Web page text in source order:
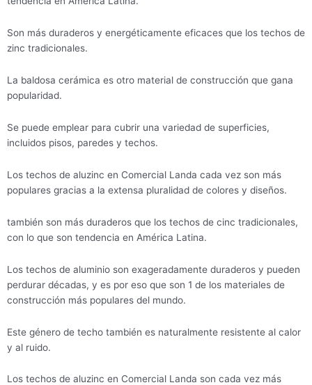
Son más duraderos y energéticamente eficaces que los techos de
zinc tradicionales.
La baldosa cerámica es otro material de construcción que gana
popularidad.
Se puede emplear para cubrir una variedad de superficies,
incluidos pisos, paredes y techos.
Los techos de aluzinc en Comercial Landa cada vez son más
populares gracias a la extensa pluralidad de colores y diseños.
también son más duraderos que los techos de cinc tradicionales,
con lo que son tendencia en América Latina.
Los techos de aluminio son exageradamente duraderos y pueden
perdurar décadas, y es por eso que son 1 de los materiales de
construcción más populares del mundo.
Este género de techo también es naturalmente resistente al calor
y al ruido.
Los techos de aluzinc en Comercial Landa son cada vez más